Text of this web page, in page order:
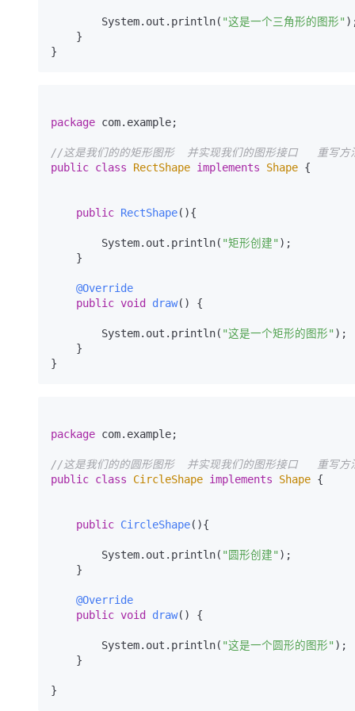
        System.out.println(
"这是一个三角形的图形"
package com.example;
//这是我们的的矩形图形  并实现我们的图形接口   重写方
public class RectShape implements Shape {
public RectShape(){
        System.out.println(
"矩形创建" );
@Override
public void draw() {
        System.out.println(
"这是一个矩形的图形" );
package com.example;
//这是我们的的圆形图形  并实现我们的图形接口   重写方
public class CircleShape implements Shape {
public CircleShape(){
        System.out.println(
"圆形创建" );
@Override
public void draw() {
        System.out.println(
"这是一个圆形的图形" );